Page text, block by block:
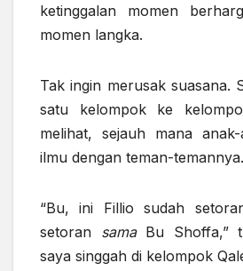
ketinggalan momen
momen langka.
Tak ingin merusak suasana.
satu kelompok ke
melihat, sejauh mana
ilmu dengan teman-temannya.
“Bu, ini Fillio sudah
setoran samaBu Shoffa,”
saya singgah di kelompok